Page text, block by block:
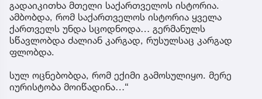
გადაიკითხა მთელი საქართველოს ისტორია.
ამბობდა, რომ საქართველოს ისტორია ყველა
ქართველს უნდა სცოდნოდა… გერმანულს
სწავლობდა ძალიან კარგად, რუსულსაც კარგად
ფლობდა.
სულ ოცნებობდა, რომ ექიმი გამოსულიყო. მერე
იურისტობა მოიწადინა…“